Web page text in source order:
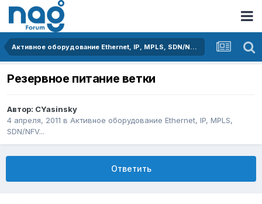
Активное оборудование Ethernet, IP, MPLS, SDN/NFV...
Резервное питание ветки
Автор: CYasinsky
4 апреля, 2011 в Активное оборудование Ethernet, IP, MPLS,
SDN/NFV...
Ответить